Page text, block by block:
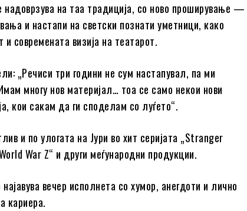
надоврзува на таа традиција, со ново проширување —
и настапи на светски познати уметници, како
современата визија на театарот.
„Речиси три години не сум настапувал, па ми
многу нов материјал… тоа се само некои нови
кои сакам да ги споделам со луѓето“.
и по улогата на Јури во хит серијата „Stranger
War Z“ и други меѓународни продукции.
вечер исполнета со хумор, анегдоти и лично
кариера.